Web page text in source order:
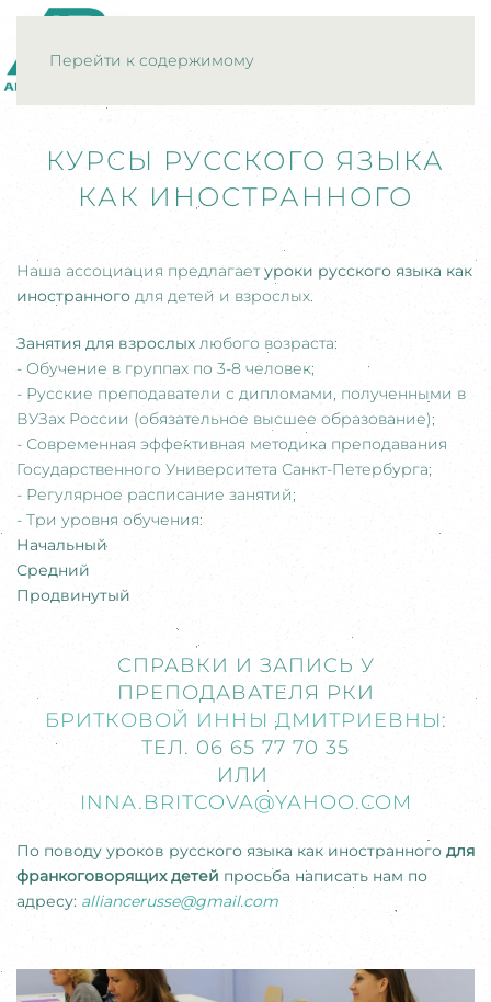
Перейти к содержимому
КУРСЫ РУССКОГО ЯЗЫКА
КАК ИНОСТРАННОГО
Наша ассоциация предлагаетуроки русского языка как
иностранного для детей и взрослых.
Занятия для взрослых любого возраста:
- Обучение в группах по 3-8 человек;
- Русские преподаватели с дипломами, полученными в
ВУЗах России (обязательное высшее образование);
- Современная эффективная методика преподавания
Государственного Университета Санкт-Петербурга;
- Регулярное расписание занятий;
- Три уровня обучения:
Начальный
Средний
Продвинутый
СПРАВКИ И ЗАПИСЬ У
ПРЕПОДАВАТЕЛЯ РКИ
БРИТКОВОЙ ИННЫ ДМИТРИЕВНЫ:
ТЕЛ. 06 65 77 70 35
ИЛИ
INNA.BRITCOVA@YAHOO.COM
По поводу уроков русского языка как иностранного для
франкоговорящих детей просьба написать нам по
адресу: alliancerusse@gmail.com